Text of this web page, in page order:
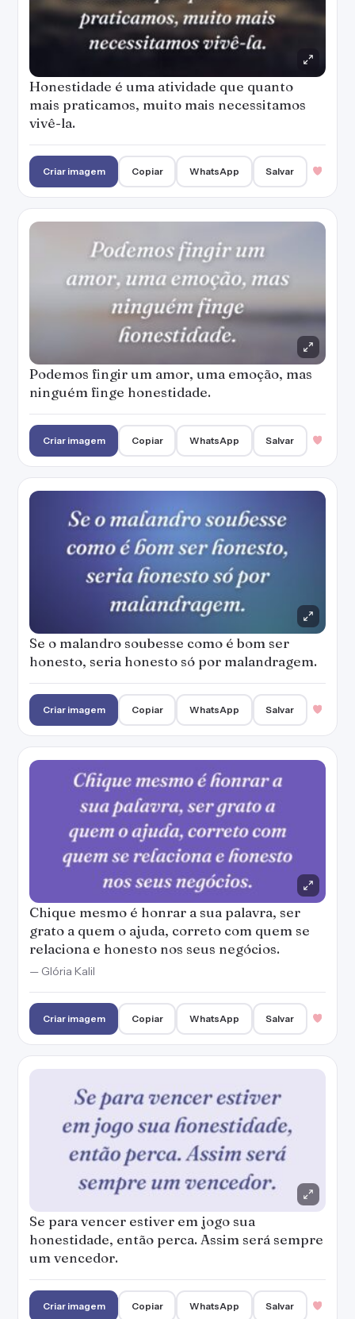
Honestidade é uma atividade que quanto
mais praticamos, muito mais necessitamos
vivê-la.
Criar imagem Copiar WhatsApp Salvar
Podemos fingir um amor, uma emoção, mas
ninguém finge honestidade.
Criar imagem Copiar WhatsApp Salvar
Se o malandro soubesse como é bom ser
honesto, seria honesto só por malandragem.
Criar imagem Copiar WhatsApp Salvar
Chique mesmo é honrar a sua palavra, ser
grato a quem o ajuda, correto com quem se
relaciona e honesto nos seus negócios.
— Glória Kalil
Criar imagem Copiar WhatsApp Salvar
Se para vencer estiver em jogo sua
honestidade, então perca. Assim será sempre
um vencedor.
Criar imagem Copiar WhatsApp Salvar